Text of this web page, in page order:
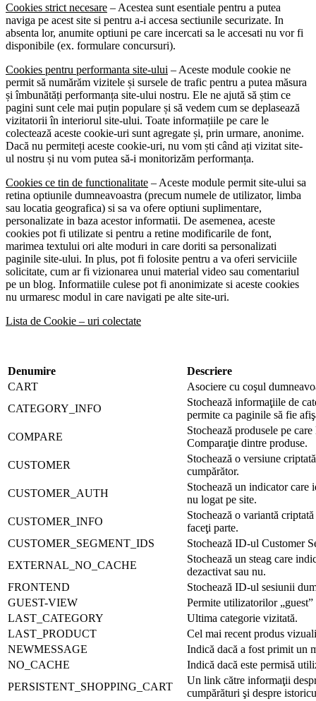
Cookies strict necesare – Acestea sunt esentiale pentru a putea
naviga pe acest site si pentru a-i accesa sectiunile securizate. In
absenta lor, anumite optiuni pe care incercati sa le accesati nu vor fi
disponibile (ex. formulare concursuri).
Cookies pentru performanta site-ului – Aceste module cookie ne
permit să numărăm vizitele și sursele de trafic pentru a putea măsura
și îmbunătăți performanța site-ului nostru. Ele ne ajută să știm ce
pagini sunt cele mai puțin populare și să vedem cum se deplasează
vizitatorii în interiorul site-ului. Toate informațiile pe care le
colectează aceste cookie-uri sunt agregate și, prin urmare, anonime.
Dacă nu permiteți aceste cookie-uri, nu vom ști când ați vizitat site-
ul nostru și nu vom putea să-i monitorizăm performanța.
Cookies ce tin de functionalitate – Aceste module permit site-ului sa
retina optiunile dumneavoastra (precum numele de utilizator, limba
sau locatia geografica) si sa va ofere optiuni suplimentare,
personalizate in baza acestor informatii. De asemenea, aceste
cookies pot fi utilizate si pentru a retine modificarile de font,
marimea textului ori alte moduri in care doriti sa personalizati
paginile site-ului. In plus, pot fi folosite pentru a va oferi serviciile
solicitate, cum ar fi vizionarea unui material video sau comentariul
pe un blog. Informatiile culese pot fi anonimizate si aceste cookies
nu urmaresc modul in care navigati pe alte site-uri.
Lista de Cookie – uri colectate
Denumire
Descriere
CART
Asociere cu coşul
CATEGORY_INFO
Stochează informaţiile de
permite ca paginile să fie
COMPARE
Stochează produsele pe
Comparaţie dintre produse.
CUSTOMER
Stochează o versiune
cumpărător.
CUSTOMER_AUTH
Stochează un indicator care
nu logat pe site.
CUSTOMER_INFO
Stochează o variantă
faceţi parte.
CUSTOMER_SEGMENT_IDS
Stochează ID-ul Customer
EXTERNAL_NO_CACHE
Stochează un steag care
dezactivat sau nu.
FRONTEND
Stochează ID-ul sesiunii
GUEST-VIEW
Permite utilizatorilor
LAST_CATEGORY
Ultima categorie vizitată.
LAST_PRODUCT
Cel mai recent produs
NEWMESSAGE
Indică dacă a fost primit un
NO_CACHE
Indică dacă este permisă
PERSISTENT_SHOPPING_CART
Un link către informaţii
cumpărături şi despre